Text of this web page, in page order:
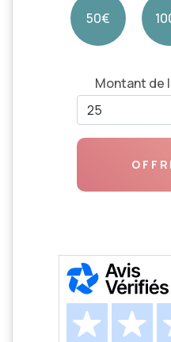
50€
Montant de